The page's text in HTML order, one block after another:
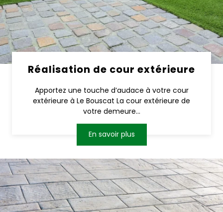
Réalisation de cour extérieure
Apportez une touche d’audace à votre cour
extérieure à Le Bouscat La cour extérieure de
votre demeure...
En savoir plus